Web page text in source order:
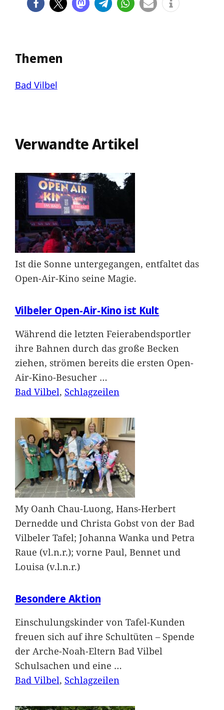
Themen
Bad Vilbel
Verwandte Artikel
Ist die Sonne untergegangen, entfaltet das
Open-Air-Kino seine Magie.
Vilbeler Open-Air-Kino ist Kult
Während die letzten Feierabendsportler
ihre Bahnen durch das große Becken
ziehen, strömen bereits die ersten Open-
Air-Kino-Besucher …
Bad Vilbel, Schlagzeilen
My Oanh Chau-Luong, Hans-Herbert
Dernedde und Christa Gobst von der Bad
Vilbeler Tafel; Johanna Wanka und Petra
Raue (vl.n.r.); vorne Paul, Bennet und
Louisa (v.l.n.r.)
Besondere Aktion
Einschulungskinder von Tafel-Kunden
freuen sich auf ihre Schultüten – Spende
der Arche-Noah-Eltern Bad Vilbel
Schulsachen und eine …
Bad Vilbel, Schlagzeilen